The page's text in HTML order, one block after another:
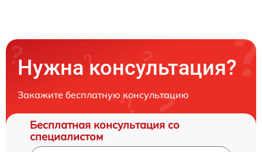
Нужна консультация?
Закажите бесплатную консультацию
Бесплатная консультация со
специалистом